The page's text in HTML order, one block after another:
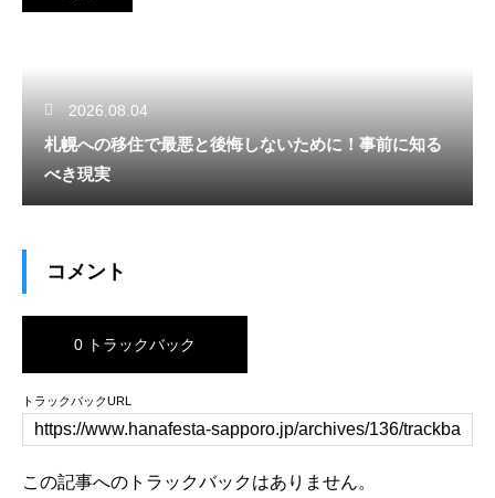
2026.08.04
札幌への移住で最悪と後悔しないために！事前に知る
べき現実
コメント
0 トラックバック
トラックバックURL
この記事へのトラックバックはありません。